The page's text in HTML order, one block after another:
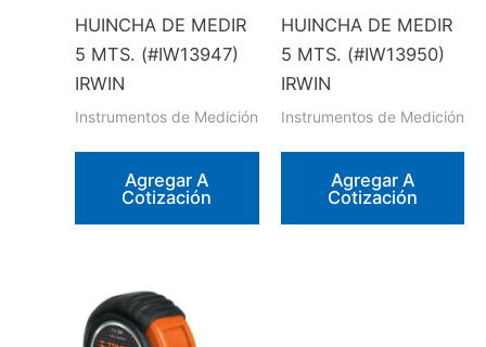
HUINCHA DE MEDIR
5 MTS. (#IW13947)
IRWIN
Instrumentos de Medición
Agregar A
Cotización
HUINCHA DE MEDIR
5 MTS. (#IW13950)
IRWIN
Instrumentos de Medición
Agregar A
Cotización